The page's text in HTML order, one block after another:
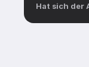
Hat sich der